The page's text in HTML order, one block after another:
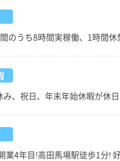
のうち8時間実稼働、1時間休
、祝日、年末年始休暇が休日
業4年目!高田馬場駅徒歩1分!